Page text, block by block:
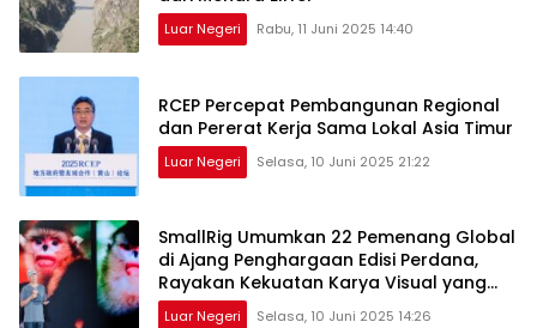
Luar Negeri Rabu, 11 Juni 2025 14:40
RCEP Percepat Pembangunan Regional
dan Pererat Kerja Sama Lokal Asia Timur
Luar Negeri Selasa, 10 Juni 2025 21:22
SmallRig Umumkan 22 Pemenang Global
di Ajang Penghargaan Edisi Perdana,
Rayakan Kekuatan Karya Visual yang
Menginspirasi Dunia
Luar Negeri Selasa, 10 Juni 2025 14:26